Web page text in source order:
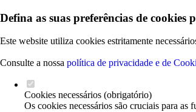
Defina as suas preferências de cookies
Este website utiliza cookies estritamente
Consulte a nossa política de privacidade e de
Cookies necessários (obrigatório)
Os cookies necessários são cruciais para as